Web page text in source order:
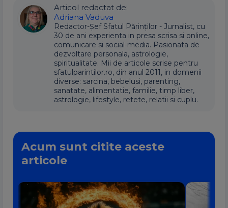
Articol redactat de:
Adriana Vaduva
Redactor-Șef Sfatul Părinților - Jurnalist, cu
30 de ani experienta in presa scrisa si online,
comunicare si social-media. Pasionata de
dezvoltare personala, astrologie,
spiritualitate. Mii de articole scrise pentru
sfatulparintilor.ro, din anul 2011, in domenii
diverse: sarcina, bebelusi, parenting,
sanatate, alimentatie, familie, timp liber,
astrologie, lifestyle, retete, relatii si cuplu.
Acum sunt citite aceste
articole